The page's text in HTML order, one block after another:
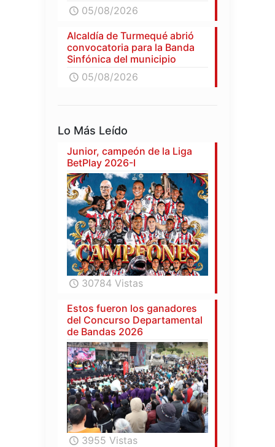
05/08/2026
Alcaldía de Turmequé abrió
convocatoria para la Banda
Sinfónica del municipio
05/08/2026
Lo Más Leído
Junior, campeón de la Liga
BetPlay 2026-I
30784 Vistas
Estos fueron los ganadores
del Concurso Departamental
de Bandas 2026
3955 Vistas